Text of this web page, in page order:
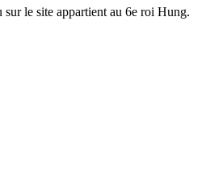
le site appartient au 6e roi Hung.